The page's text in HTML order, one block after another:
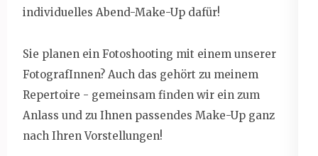
individuelles Abend-Make-Up dafür!
Sie planen ein Fotoshooting mit einem unserer
FotografInnen? Auch das gehört zu meinem
Repertoire - gemeinsam finden wir ein zum
Anlass und zu Ihnen passendes Make-Up ganz
nach Ihren Vorstellungen!